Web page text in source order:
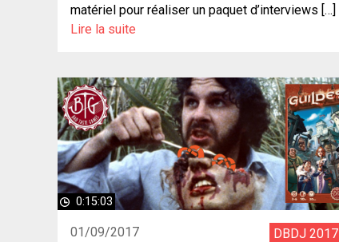
matériel pour réaliser un paquet d’interviews […]
Lire la suite
0:15:03
01/09/2017 DBDJ 2017